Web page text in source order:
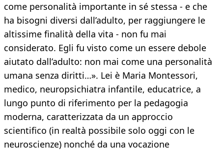
come personalità importante in sé stessa - e che
ha bisogni diversi dall’adulto, per raggiungere le
altissime finalità della vita - non fu mai
considerato. Egli fu visto come un essere debole
aiutato dall’adulto: non mai come una personalità
umana senza diritti…». Lei è Maria Montessori,
medico, neuropsichiatra infantile, educatrice, a
lungo punto di riferimento per la pedagogia
moderna, caratterizzata da un approccio
scientifico (in realtà possibile solo oggi con le
neuroscienze) nonché da una vocazione